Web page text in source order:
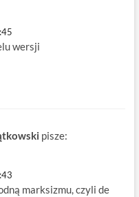
wersji
pisze:
marksizmu, czyli de